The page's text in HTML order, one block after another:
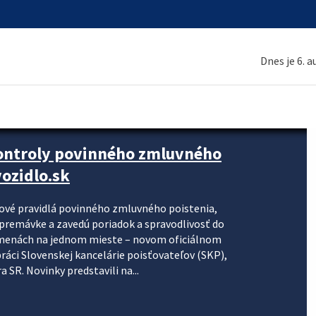
Dnes je 6.
povinného zmluvného
pravidlá povinného zmluvného poistenia,
a zavedú poriadok a spravodlivosť do
na jednom mieste – novom oficiálnom
Slovenskej kancelárie poisťovateľov (SKP),
SR. Novinky predstavili na...